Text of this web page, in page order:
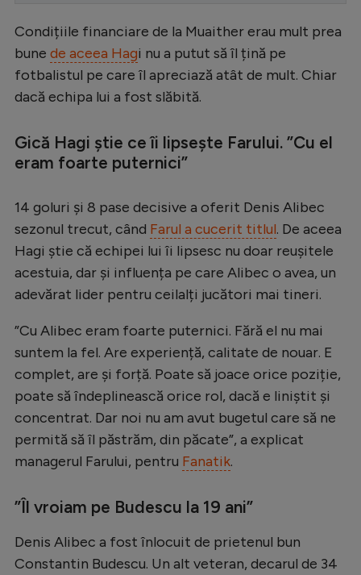
Ligue 1
Campionate
Starurile fotbalului
Stranieri
Tenis
Handbal
Natație
Formula 1
Gimnastică
Auto
Rugby
Alte sporturi
JO 2024
Condițiile financiare de la Muaither erau mult prea
bune de aceea Hagi nu a putut să îl țină pe
fotbalistul pe care îl apreciază atât de mult. Chiar
dacă echipa lui a fost slăbită.
Gică Hagi știe ce îi lipsește Farului. ”Cu el
eram foarte puternici”
14 goluri și 8 pase decisive a oferit Denis Alibec
sezonul trecut, când Farul a cucerit titlul. De aceea
Hagi știe că echipei lui îi lipsesc nu doar reușitele
acestuia, dar și influența pe care Alibec o avea, un
adevărat lider pentru ceilalți jucători mai tineri.
”Cu Alibec eram foarte puternici. Fără el nu mai
suntem la fel. Are experiență, calitate de nouar. E
complet, are și forță. Poate să joace orice poziție,
poate să îndeplinească orice rol, dacă e liniștit și
concentrat. Dar noi nu am avut bugetul care să ne
permită să îl păstrăm, din păcate”, a explicat
managerul Farului, pentru Fanatik.
”Îl vroiam pe Budescu la 19 ani”
Denis Alibec a fost înlocuit de prietenul bun
Constantin Budescu. Un alt veteran, decarul de 34